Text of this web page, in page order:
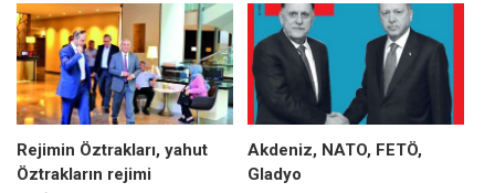
Mehmet Ali Tekin
Abir E. Nahas
Amina S. Jenenkovic
Bağdagül Öz
Esra Elönü
Rejimin Öztrakları, yahut
Öztrakların rejimi
Akdeniz, NATO, FETÖ,
Gladyo